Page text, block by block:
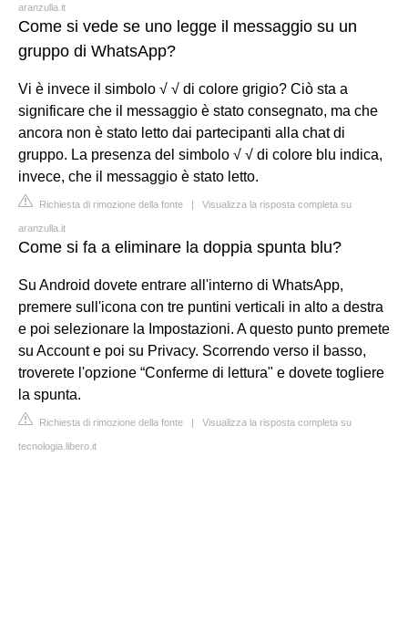
aranzulla.it
Come si vede se uno legge il messaggio su un
gruppo di WhatsApp?
Vi è invece il simbolo √ √ di colore grigio? Ciò sta a
significare che il messaggio è stato consegnato, ma che
ancora non è stato letto dai partecipanti alla chat di
gruppo. La presenza del simbolo √ √ di colore blu indica,
invece, che il messaggio è stato letto.
Richiesta di rimozione della fonte | Visualizza la risposta completa su
aranzulla.it
Come si fa a eliminare la doppia spunta blu?
Su Android dovete entrare all'interno di WhatsApp,
premere sull'icona con tre puntini verticali in alto a destra
e poi selezionare la Impostazioni. A questo punto premete
su Account e poi su Privacy. Scorrendo verso il basso,
troverete l'opzione “Conferme di lettura" e dovete togliere
la spunta.
Richiesta di rimozione della fonte | Visualizza la risposta completa su
tecnologia.libero.it